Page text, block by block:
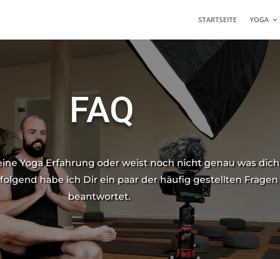
STARTSEITE YOGA
FAQ
Yoga Erfahrung oder weist noch nicht genau was dich
habe ich Dir ein paar der häufig gestellten Fragen
beantwortet.